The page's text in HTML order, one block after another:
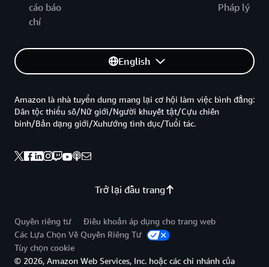
cáo báo
chí
Pháp lý
English
Trở lại đầu trang
Amazon là nhà tuyển dung mang lại cơ hội làm việc bình đẳng:
Dân tộc thiểu số/Nữ giới/Người khuyết tật/Cựu chiến
binh/Bản dạng giới/Xuhướng tình dục/Tuổi tác.
Quyền riêng tư
Điều khoản áp dụng cho trang web
Các Lựa Chọn Về Quyền Riêng Tư
Tùy chọn cookie
© 2026, Amazon Web Services, Inc. hoặc các chi nhánh của